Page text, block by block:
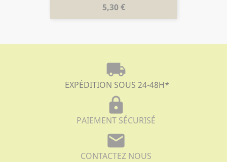
Prix
5,30 €
local_shipping
EXPÉDITION SOUS 24-48H*
lock
PAIEMENT SÉCURISÉ
mail
CONTACTEZ NOUS